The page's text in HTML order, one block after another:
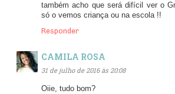
também acho que será difícil ver o
só o vemos criança ou na escola !!
Responder
CAMILA ROSA
31 de julho de 2016 às 20:08
Oiie, tudo bom?